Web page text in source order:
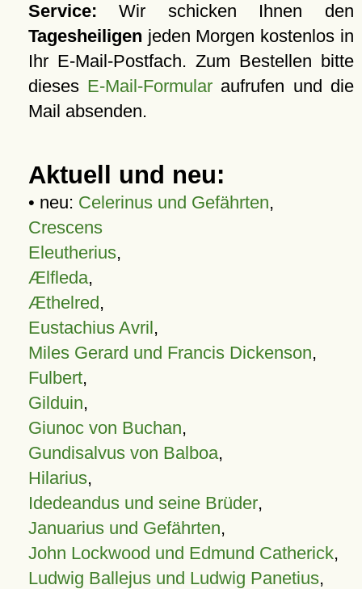
Service: Wir schicken Ihnen den
Tagesheiligen jeden Morgen kostenlos in
Ihr E-Mail-Postfach. Zum Bestellen bitte
dieses E-Mail-Formular aufrufen und die
Mail absenden.
Aktuell und neu:
• neu: Celerinus und Gefährten,
Crescens
Eleutherius,
Ælfleda,
Æthelred,
Eustachius Avril,
Miles Gerard und Francis Dickenson,
Fulbert,
Gilduin,
Giunoc von Buchan,
Gundisalvus von Balboa,
Hilarius,
Idedeandus und seine Brüder,
Januarius und Gefährten,
John Lockwood und Edmund Catherick,
Ludwig Ballejus und Ludwig Panetius,